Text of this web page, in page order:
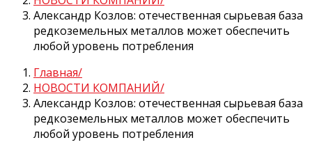
Александр Козлов: отечественная сырьевая база
редкоземельных металлов может обеспечить
любой уровень потребления
Главная
НОВОСТИ КОМПАНИЙ
Александр Козлов: отечественная сырьевая база
редкоземельных металлов может обеспечить
любой уровень потребления